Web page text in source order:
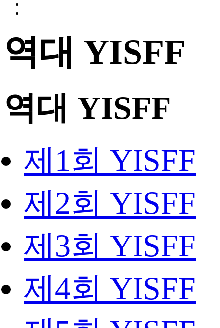
역대 YISFF
역대 YISFF
제1회 YISFF
제2회 YISFF
제3회 YISFF
제4회 YISFF